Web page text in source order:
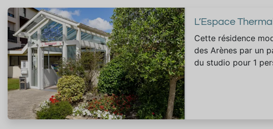
L’Espace
Cette résidence
des Arènes par un
du studio pour 1